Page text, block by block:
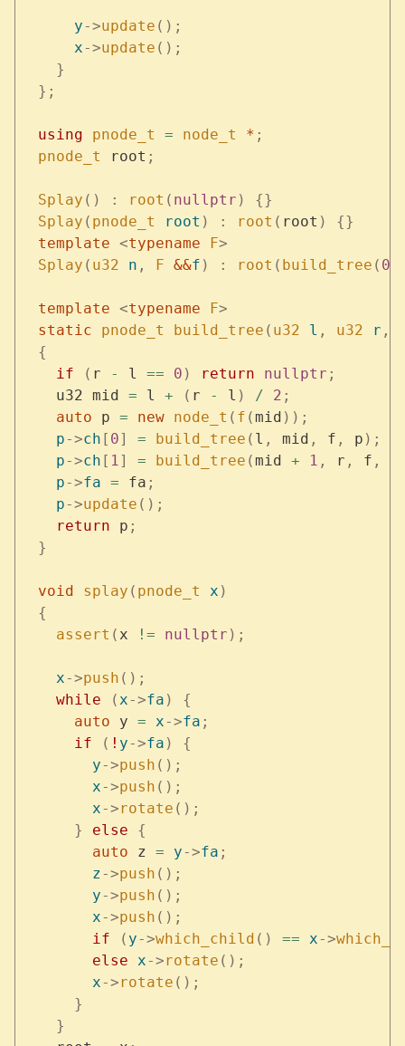
      y
->update ();
      x
->update ();
    }
  };
  using
pnode_t = node_t * ;
  pnode_t
root ;
  Splay
() : root ( nullptr )
{}
  Splay
( pnode_t root ) : root ( root )
{}
  template
<typename F>
  Splay
( u32 n , F &&f ) : root ( build_tree ( 0
  template
<typename F>
  static
pnode_t build_tree ( u32 l , u32 r ,
  {
    if
( r - l == 0 ) return nullptr ;
    u32 mid
= l + ( r - l ) / 2 ;
    auto
p = new node_t ( f (mid ));
    p
->ch [ 0] = build_tree ( l , mid , f , p );
    p
->ch [ 1 ] = build_tree (mid + 1 , r , f ,
    p
->fa = fa ;
    p
->update ();
    return
p ;
  }
  void
splay ( pnode_t x )
  {
    assert
( x != nullptr );
    x
->push ();
    while
( x->fa )
{
      auto
y = x->fa ;
      if
( ! y->fa )
{
        y
->push ();
        x
->push ();
        x
->rotate ();
      }
else {
        auto
z = y->fa ;
        z
->push ();
        y
->push ();
        x
->push ();
        if
( y->which_child () == x->
        else
x->rotate ();
        x
->rotate ();
      }
    }